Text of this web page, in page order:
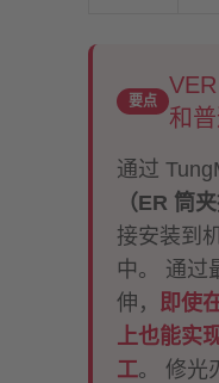
要点
和
通过
（ER 筒夹
接安装到
中。 通过
伸，
即使
上也能实
工。 修光